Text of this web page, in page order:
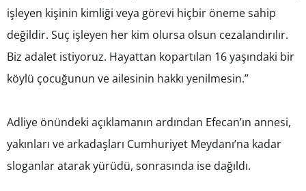
işleyen kişinin kimliği veya görevi hiçbir öneme sahip
değildir. Suç işleyen her kim olursa olsun cezalandırılır.
Biz adalet istiyoruz. Hayattan kopartılan 16 yaşındaki bir
köylü çocuğunun ve ailesinin hakkı yenilmesin.”
Adliye önündeki açıklamanın ardından Efecan’ın annesi,
yakınları ve arkadaşları Cumhuriyet Meydanı’na kadar
sloganlar atarak yürüdü, sonrasında ise dağıldı.